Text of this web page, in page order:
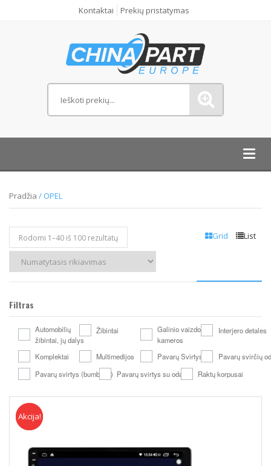
Kontaktai Prekių pristatymas
Pradžia / OPEL
Grid List
Rodomi 1–40 iš 100 rezultatų
Filtras
Automobilių
žibintai, jų dalys
Žibintai
Galinio vaizdo
kameros
Interjero detales
Komplektai Multimedijos Pavarų Svirtys
Pavarų svirčių
Pavarų svirtys (bumbulai) Pavarų svirtys su oda Raktų korpusai
Akcija
Akcija!